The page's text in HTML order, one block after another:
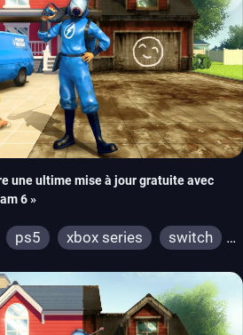
une ultime mise à jour gratuite avec
6 »
ps5 xbox series
switch